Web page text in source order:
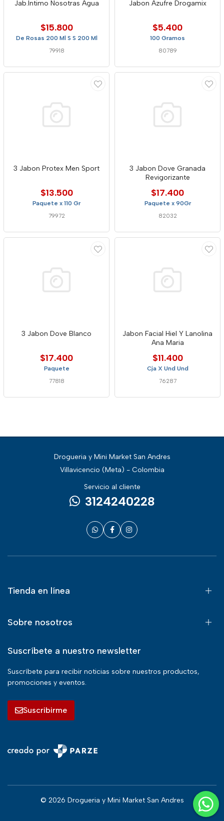
Jab.Intimo Nosotras Agua
$15.800
De Rosas 200 Ml S S 200 Ml
79918
Jabon Azufre Drogamix
$5.400
100 Gramos
80789
3 Jabon Protex Men Sport
$13.500
Paquete x 110 Gr
79972
3 Jabon Dove Granada
Revigorizante
$17.400
Paquete x 90Gr
82032
3 Jabon Dove Blanco
$17.400
Paquete
77818
Jabon Facial Hiel Y Lanolina
Ana Maria
$11.400
Cja X Und Und
76287
Drogueria y Mini Market San Andres
Villavicencio (Meta) - Colombia
Servicio al cliente
3124240228
Tienda en línea
Sobre nosotros
Suscríbete a nuestro newsletter
Suscríbete para recibir noticias sobre nuestros productos,
promociones y eventos.
Suscribirme
© 2026 Drogueria y Mini Market San Andres